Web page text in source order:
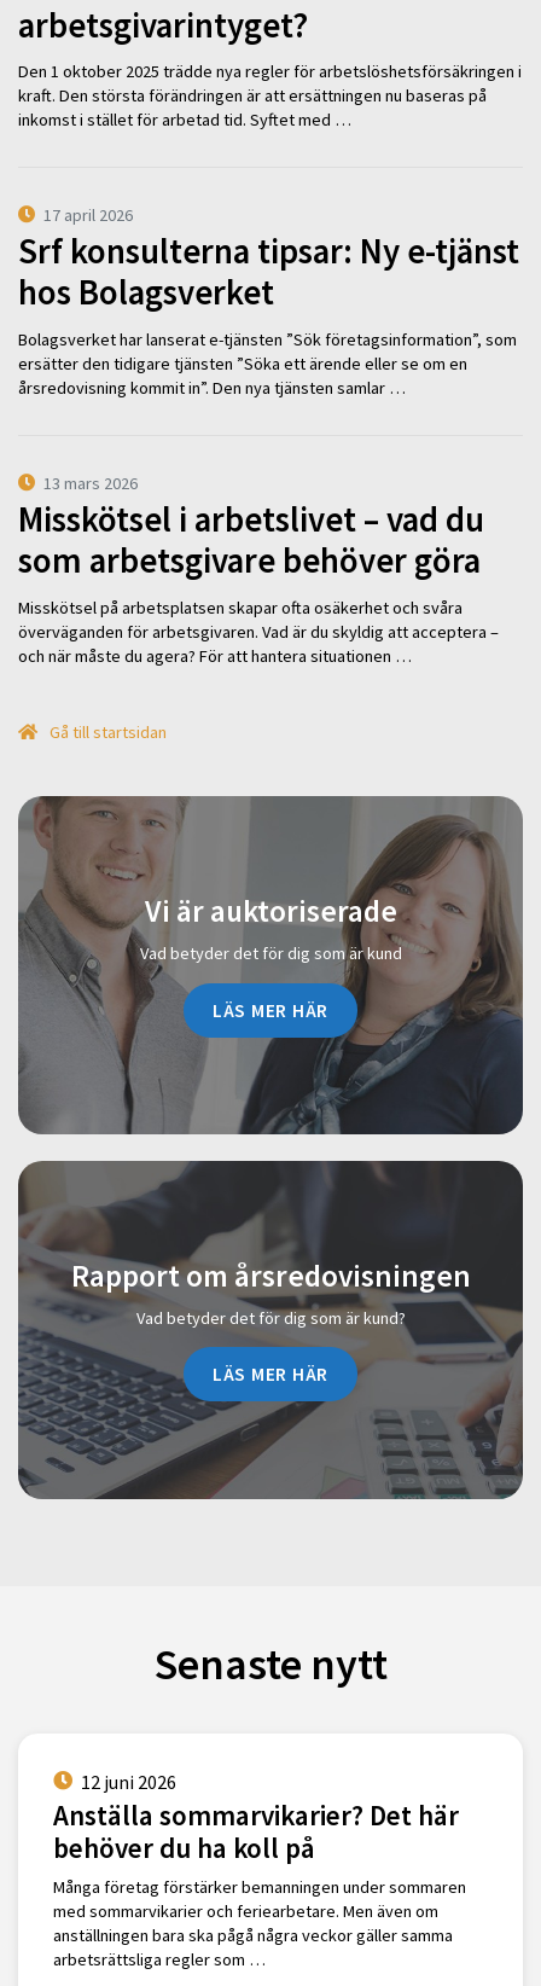
arbetsgivarintyget?
Den 1 oktober 2025 trädde nya regler för arbetslöshetsförsäkringen i
kraft. Den största förändringen är att ersättningen nu baseras på
inkomst i stället för arbetad tid. Syftet med …
17 april 2026
Srf konsulterna tipsar: Ny e-tjänst
hos Bolagsverket
Bolagsverket har lanserat e-tjänsten ”Sök företagsinformation”, som
ersätter den tidigare tjänsten ”Söka ett ärende eller se om en
årsredovisning kommit in”. Den nya tjänsten samlar …
13 mars 2026
Misskötsel i arbetslivet – vad du
som arbetsgivare behöver göra
Misskötsel på arbetsplatsen skapar ofta osäkerhet och svåra
överväganden för arbetsgivaren. Vad är du skyldig att acceptera –
och när måste du agera? För att hantera situationen …
Gå till startsidan
Vi är auktoriserade
Vad betyder det för dig som är kund
LÄS MER HÄR
Rapport om årsredovisningen
Vad betyder det för dig som är kund?
LÄS MER HÄR
Senaste nytt
12 juni 2026
Anställa sommarvikarier? Det här
behöver du ha koll på
Många företag förstärker bemanningen under sommaren
med sommarvikarier och feriearbetare. Men även om
anställningen bara ska pågå några veckor gäller samma
arbetsrättsliga regler som …